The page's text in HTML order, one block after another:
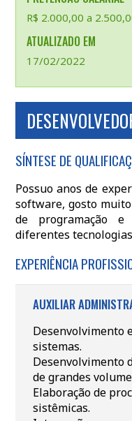
R$ 2.000,00 a
ATUALIZADO EM
17/02/2022
SÍNTESE DE
Possuo anos de
software, gosto
de programação e
diferentes
EXPERIÊNCIA
AUXILIAR
Desenvolvimento
sistemas.
Desenvolvimento
de grandes
Elaboração de
sistêmicas.